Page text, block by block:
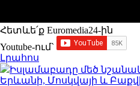
Հետևե՛ք Euromedia24-ին
Youtube-ում`
Լրահոս
Իսլամաբադը մեծ
Երևանի, Մոսկվայի և